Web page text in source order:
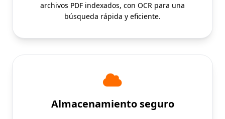
archivos PDF indexados, con OCR para una
búsqueda rápida y eficiente.
Almacenamiento seguro